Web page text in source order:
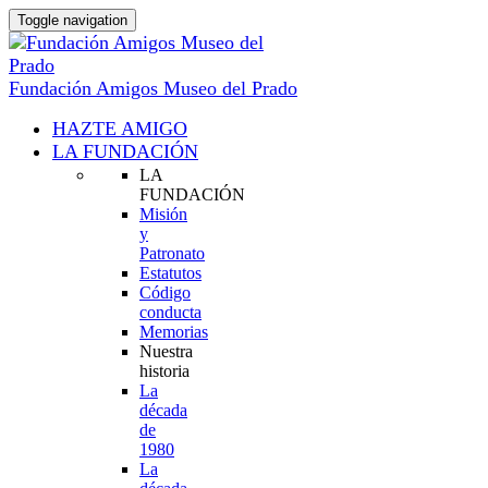
Toggle navigation
Fundación Amigos Museo del Prado
HAZTE AMIGO
LA FUNDACIÓN
LA
FUNDACIÓN
Misión
y
Patronato
Estatutos
Código
conducta
Memorias
Nuestra
historia
La
década
de
1980
La